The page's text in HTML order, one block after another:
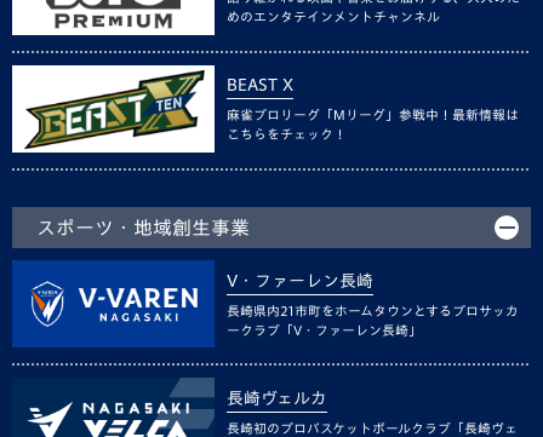
めのエンタテインメントチャンネル
BEAST X
麻雀プロリーグ「Mリーグ」参戦中！最新情報は
こちらをチェック！
スポーツ・地域創生事業
V・ファーレン長崎
長崎県内21市町をホームタウンとするプロサッカ
ークラブ「V・ファーレン長崎」
長崎ヴェルカ
長崎初のプロバスケットボールクラブ「長崎ヴェ